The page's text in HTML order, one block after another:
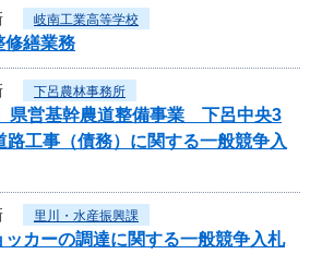
岐南工業高等学校
修繕業務
下呂農林事務所
県営基幹農道整備事業 下呂中央3
工事（債務）に関する一般競争入
里川・水産振興課
カーの調達に関する一般競争入札